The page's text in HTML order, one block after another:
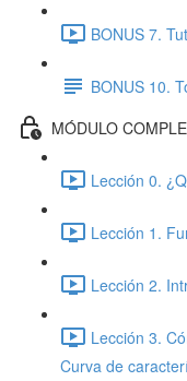
BONUS 7.
BONUS 10.
MÓDULO
Lección 0.
Lección 1.
Lección 2.
Lección 3.
Curva de